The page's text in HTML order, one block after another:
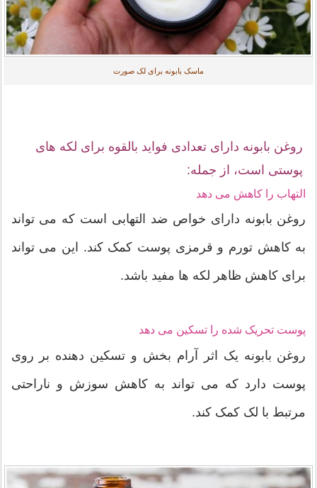
ماسک بابونه برای لک صورت
روغن بابونه دارای تعدادی فواید بالقوه برای لکه های
پوستی است، از جمله:
التهاب را کاهش می دهد
روغن بابونه دارای خواص ضد التهابی است که می تواند
به کاهش تورم و قرمزی پوست کمک کند. این می تواند
برای کاهش ظاهر لکه ها مفید باشد.
پوست تحریک شده را تسکین می دهد
روغن بابونه یک اثر آرام بخش و تسکین دهنده بر روی
پوست دارد که می تواند به کاهش سوزش و ناراحتی
مرتبط با لک کمک کند.